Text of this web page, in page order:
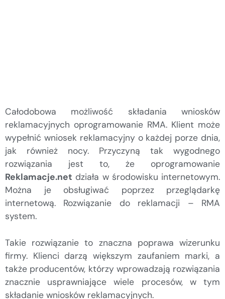
Całodobowa możliwość składania wniosków
reklamacyjnych oprogramowanie RMA. Klient może
wypełnić wniosek reklamacyjny o każdej porze dnia,
jak również nocy. Przyczyną tak wygodnego
rozwiązania jest to, że oprogramowanie
Reklamacje.net działa w środowisku internetowym.
Można je obsługiwać poprzez przeglądarkę
internetową. Rozwiązanie do reklamacji – RMA
system.
Takie rozwiązanie to znaczna poprawa wizerunku
firmy. Klienci darzą większym zaufaniem marki, a
także producentów, którzy wprowadzają rozwiązania
znacznie usprawniające wiele procesów, w tym
składanie wniosków reklamacyjnych.